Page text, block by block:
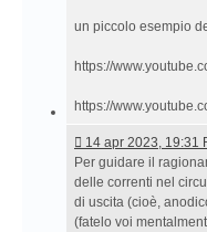
un piccolo esempio
https://
https://
14
apr
2023,
19:31 Re:
Nooo,
14 apr 2023, 19:31
Per guidare il
delle correnti nel
di uscita (cioè,
(fatelo voi